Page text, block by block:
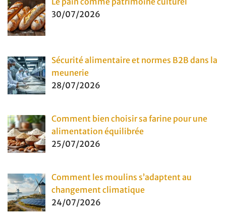
30/07/2026
Sécurité alimentaire et normes B2B dans la
meunerie
28/07/2026
Comment bien choisir sa farine pour une
alimentation équilibrée
25/07/2026
Comment les moulins s’adaptent au
changement climatique
24/07/2026